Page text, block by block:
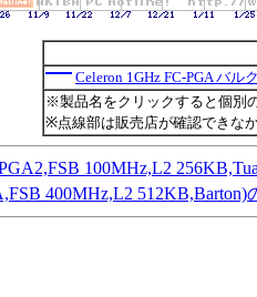
Celeron 1GHz FC-PGA バル
※製品名をクリックすると個別
※点線部は販売店が確認できな
100MHz,L2
400MHz,L2